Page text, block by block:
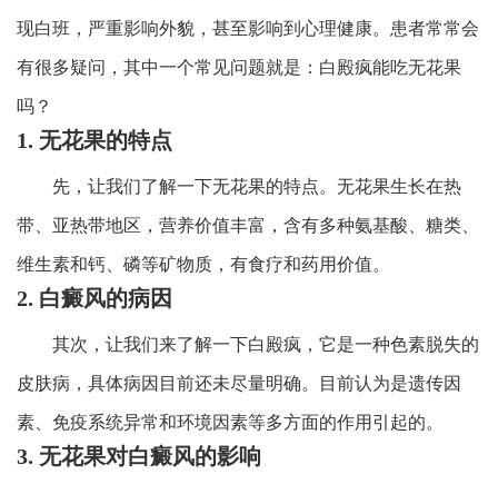
现白班，严重影响外貌，甚至影响到心理健康。患者常常会
有很多疑问，其中一个常见问题就是：白殿疯能吃无花果
吗？
1. 无花果的特点
先，让我们了解一下无花果的特点。无花果生长在热
带、亚热带地区，营养价值丰富，含有多种氨基酸、糖类、
维生素和钙、磷等矿物质，有食疗和药用价值。
2. 白癜风的病因
其次，让我们来了解一下白殿疯，它是一种色素脱失的
皮肤病，具体病因目前还未尽量明确。目前认为是遗传因
素、免疫系统异常和环境因素等多方面的作用引起的。
3. 无花果对白癜风的影响